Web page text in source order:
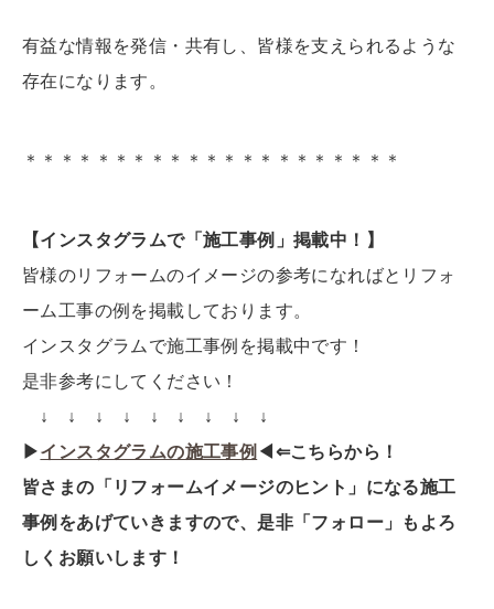
有益な情報を発信・共有し、皆様を支えられるような
存在になります。
＊＊＊＊＊＊＊＊＊＊＊＊＊＊＊＊＊＊＊＊＊
【インスタグラムで「施工事例」掲載中！】
皆様のリフォームのイメージの参考になればとリフォ
ーム工事の例を掲載しております。
インスタグラムで施工事例を掲載中です！
是非参考にしてください！
↓ ↓ ↓ ↓ ↓ ↓ ↓ ↓ ↓
▶インスタグラムの施工事例 ◀⇐こちらから！
皆さまの「 リフォームイメージのヒント 」になる施工
事例をあげていきますので、是非「フォロー」もよろ
しくお願いします！